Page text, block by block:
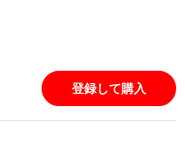
登録して購入